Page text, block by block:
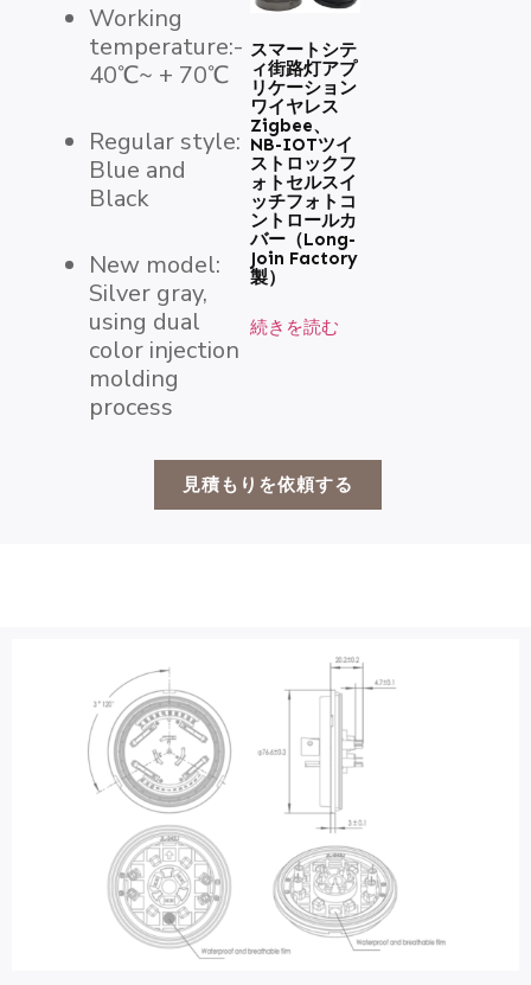
Working
temperature:-
40℃~ + 70℃
Regular style:
Blue and
Black
New model:
Silver gray,
using dual
color injection
molding
process
スマートシテ
ィ街路灯アプ
リケーション
ワイヤレス
Zigbee、
NB-IOTツイ
ストロックフ
ォトセルスイ
ッチフォトコ
ントロールカ
バー（Long-
Join Factory
製）
続きを読む
見積もりを依頼する